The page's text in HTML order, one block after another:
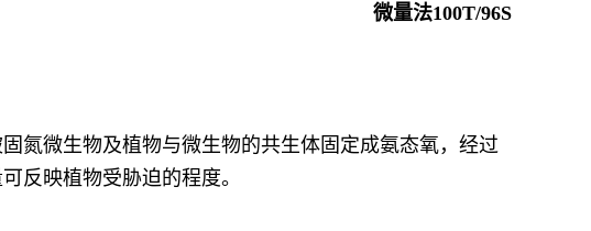
微量法100T/96S
氮微生物及植物与微生物的共生体固定成氨态氧，经过
反映植物受胁迫的程度。